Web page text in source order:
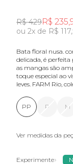
R$ 429R$
ou 2x de R$
bata floral nusa. com decote que se transforma em v e amarração
delicada, é perfeita
as mangas são
toque especial ao
leves. FARM Rio,
PP P M
Ver medidas da
Experimente